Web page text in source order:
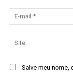
Salve meu nome,